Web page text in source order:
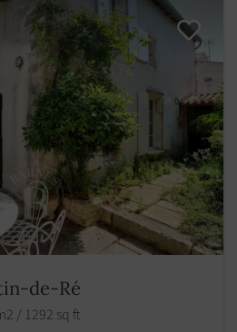
de-Ré
/ 1292 sq ft